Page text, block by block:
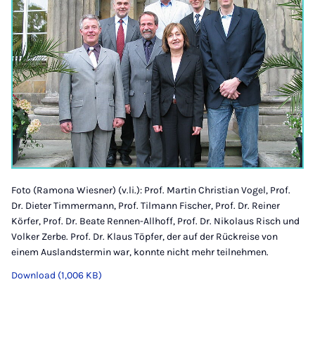
Foto (Ramona Wiesner) (v.li.): Prof. Martin Christian Vogel, Prof.
Dr. Dieter Timmermann, Prof. Tilmann Fischer, Prof. Dr. Reiner
Körfer, Prof. Dr. Beate Rennen-Allhoff, Prof. Dr. Nikolaus Risch und
Volker Zerbe. Prof. Dr. Klaus Töpfer, der auf der Rückreise von
einem Auslandstermin war, konnte nicht mehr teilnehmen.
Download (1,006 KB)